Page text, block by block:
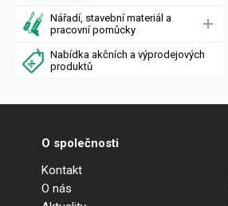
Nářadí, stavební materiál a
pracovní pomůcky
Nabídka akčních a výprodejových
produktů
O společnosti
Kontakt
O nás